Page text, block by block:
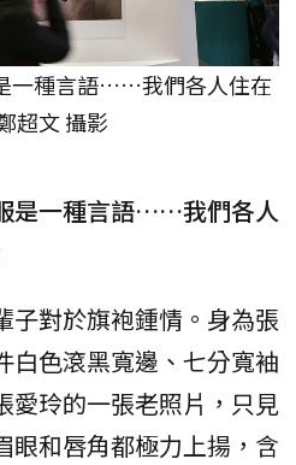
一種言語……我們各人住在
超文 攝影
是一種言語……我們各人
子對於旗袍鍾情。身為張
白色滾黑寬邊、七分寬袖
愛玲的一張老照片，只見
眼和唇角都極力上揚，含